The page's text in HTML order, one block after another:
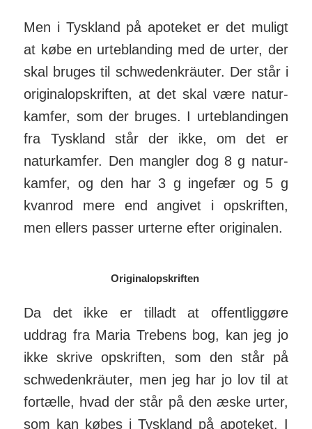
Men i Tyskland på apoteket er det muligt
at købe en urte­bland­ing med de urter, der
skal bruges til schweden­kräuter. Der står i
ori­ginal­op­skrif­ten, at det skal være natur­
kam­fer, som der bruges. I urte­bland­ingen
fra Tyskland står der ikke, om det er
natur­kam­fer. Den mangler dog 8 g natur­
kam­fer, og den har 3 g ingefær og 5 g
kvanrod mere end angivet i opskriften,
men ellers passer urterne efter originalen.
Originalopskriften
Da det ikke er tilladt at offent­lig­gøre
uddrag fra Maria Trebens bog, kan jeg jo
ikke skrive opskriften, som den står på
schweden­kräuter, men jeg har jo lov til at
fortælle, hvad der står på den æske urter,
som kan købes i Tyskland på apoteket. I